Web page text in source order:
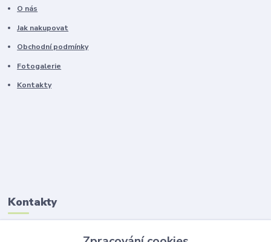
O nás
Jak nakupovat
Obchodní podmínky
Fotogalerie
Kontakty
Kontakty